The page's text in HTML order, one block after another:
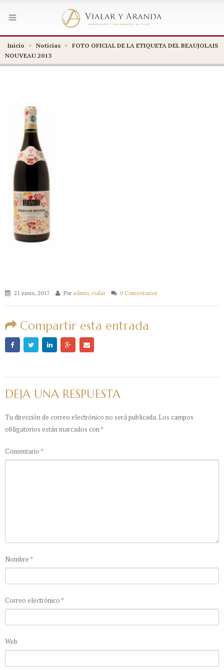
Inicio > Noticias > FOTO OFICIAL DE LA ETIQUETA DEL BEAUJOLAIS
NOUVEAU 2013
21 junio, 2017 Por admin_vialar 0 Comentarios
Compartir esta entrada
DEJA UNA RESPUESTA
Tu dirección de correo electrónico no será publicada. Los campos
obligatorios están marcados con*
Comentario *
Nombre *
Correo electrónico *
Web